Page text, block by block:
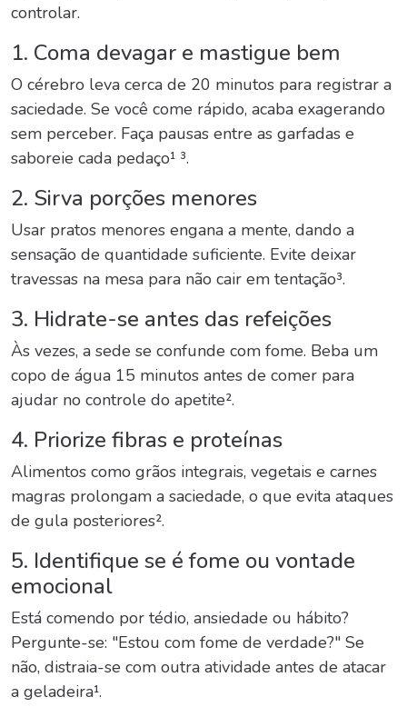
controlar.
1. Coma devagar e mastigue bem
O cérebro leva cerca de 20 minutos para registrar a
saciedade. Se você come rápido, acaba exagerando
sem perceber. Faça pausas entre as garfadas e
saboreie cada pedaço¹ ³.
2. Sirva porções menores
Usar pratos menores engana a mente, dando a
sensação de quantidade suficiente. Evite deixar
travessas na mesa para não cair em tentação³.
3. Hidrate-se antes das refeições
Às vezes, a sede se confunde com fome. Beba um
copo de água 15 minutos antes de comer para
ajudar no controle do apetite².
4. Priorize fibras e proteínas
Alimentos como grãos integrais, vegetais e carnes
magras prolongam a saciedade, o que evita ataques
de gula posteriores².
5. Identifique se é fome ou vontade
emocional
Está comendo por tédio, ansiedade ou hábito?
Pergunte-se: "Estou com fome de verdade?" Se
não, distraia-se com outra atividade antes de atacar
a geladeira¹.